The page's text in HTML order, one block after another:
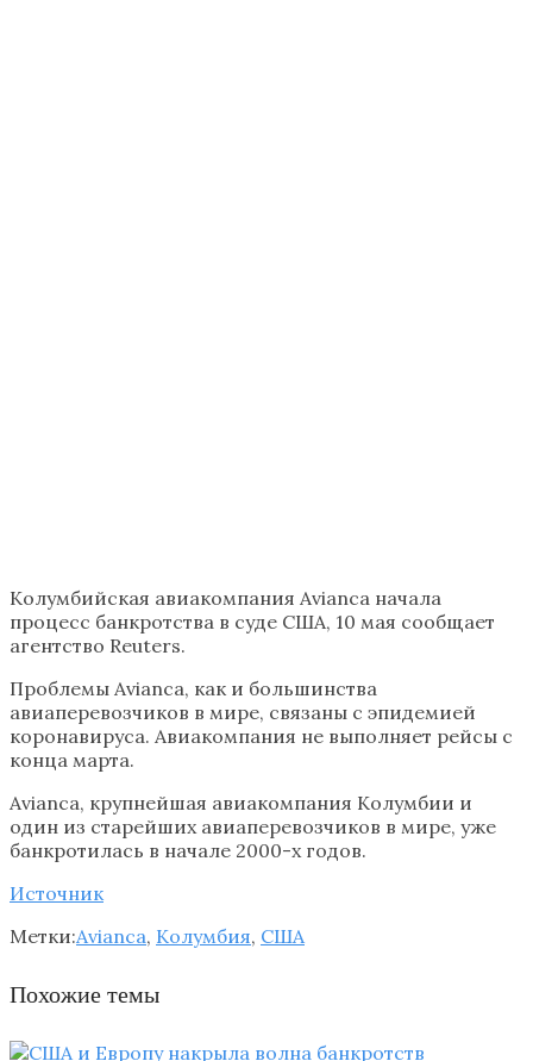
Колумбийская авиакомпания Avianca начала
процесс банкротства в суде США, 10 мая сообщает
агентство Reuters.
Проблемы Avianca, как и большинства
авиаперевозчиков в мире, связаны с эпидемией
коронавируса. Авиакомпания не выполняет рейсы с
конца марта.
Avianca, крупнейшая авиакомпания Колумбии и
один из старейших авиаперевозчиков в мире, уже
банкротилась в начале 2000-х годов.
Источник
Метки:Avianca, Колумбия, США
Похожие темы